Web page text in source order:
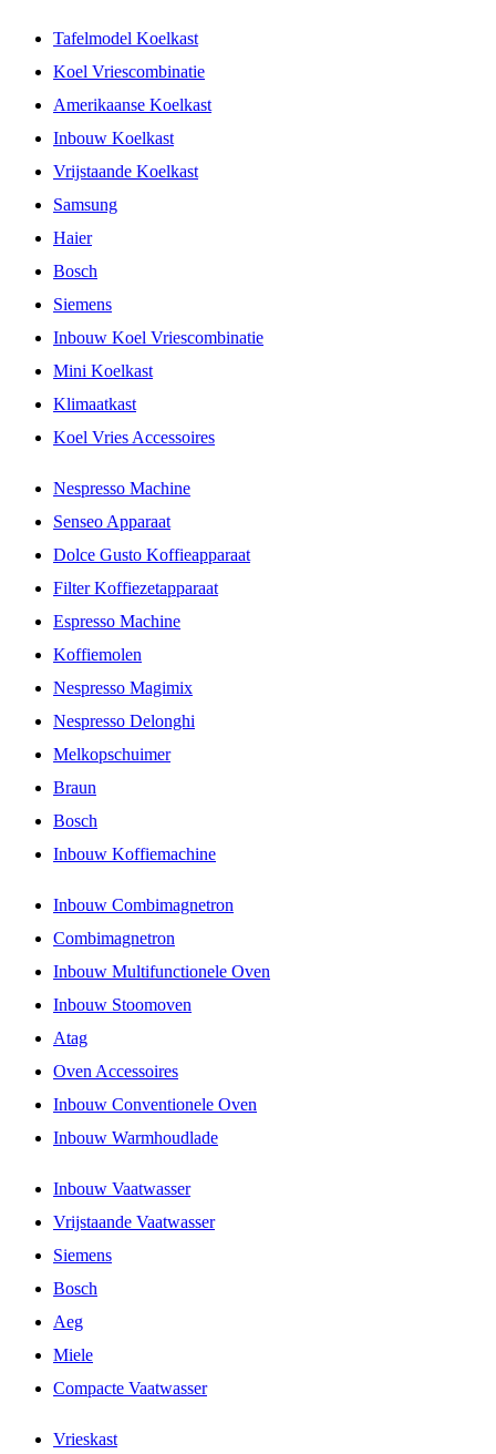
Tafelmodel Koelkast
Koel Vriescombinatie
Amerikaanse Koelkast
Inbouw Koelkast
Vrijstaande Koelkast
Samsung
Haier
Bosch
Siemens
Inbouw Koel Vriescombinatie
Mini Koelkast
Klimaatkast
Koel Vries Accessoires
Nespresso Machine
Senseo Apparaat
Dolce Gusto Koffieapparaat
Filter Koffiezetapparaat
Espresso Machine
Koffiemolen
Nespresso Magimix
Nespresso Delonghi
Melkopschuimer
Braun
Bosch
Inbouw Koffiemachine
Inbouw Combimagnetron
Combimagnetron
Inbouw Multifunctionele Oven
Inbouw Stoomoven
Atag
Oven Accessoires
Inbouw Conventionele Oven
Inbouw Warmhoudlade
Inbouw Vaatwasser
Vrijstaande Vaatwasser
Siemens
Bosch
Aeg
Miele
Compacte Vaatwasser
Vrieskast